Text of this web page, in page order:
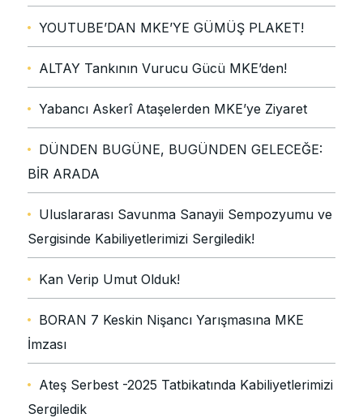
YOUTUBE’DAN MKE’YE GÜMÜŞ PLAKET!
ALTAY Tankının Vurucu Gücü MKE’den!
Yabancı Askerî Ataşelerden MKE’ye Ziyaret
DÜNDEN BUGÜNE, BUGÜNDEN GELECEĞE:
BİR ARADA
Uluslararası Savunma Sanayii Sempozyumu ve
Sergisinde Kabiliyetlerimizi Sergiledik!
Kan Verip Umut Olduk!
BORAN 7 Keskin Nişancı Yarışmasına MKE
İmzası
Ateş Serbest -2025 Tatbikatında Kabiliyetlerimizi
Sergiledik